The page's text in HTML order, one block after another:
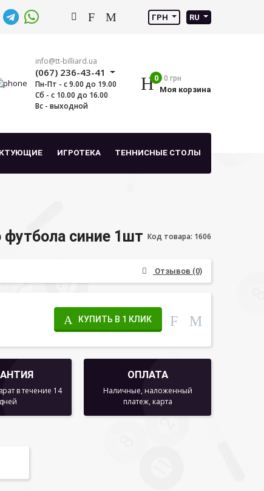
ГРН RU
info@tt-billiard.ua
(067) 236-43-41
Пн-Пт - с 9.00 до 19.00
Сб - с 10.00 до 16.00
Вс - выходной
0 0 грн
Моя корзина
ИГРОТЕКА ТЕННИСНЫЕ СТОЛЫ
синие 1шт Код товара: 1606
Отзывов (0)
КУПИТЬ В 1 КЛИК
в течение 14
дней
ОПЛАТА
Наличные, наложенный
платеж, карта